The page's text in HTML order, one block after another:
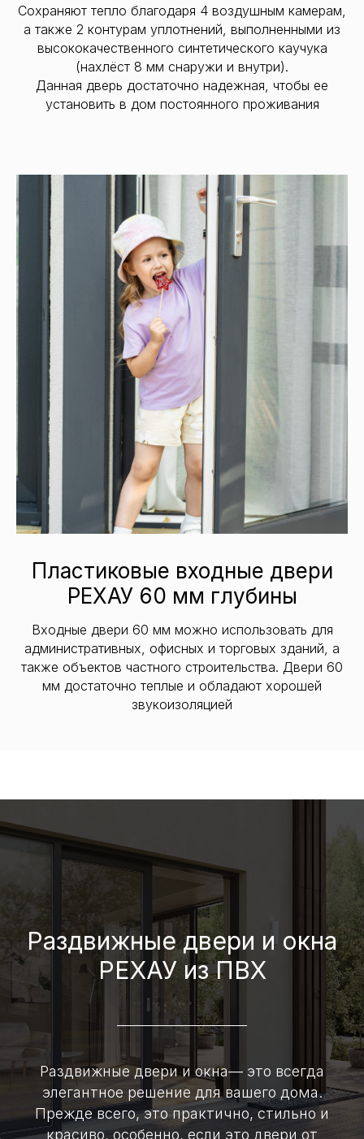
Сохраняют тепло благодаря 4 воздушным камерам,
а также 2 контурам уплотнений, выполненными из
высококачественного синтетического каучука
(нахлёст 8 мм снаружи и внутри).
Данная дверь достаточно надежная, чтобы ее
установить в дом постоянного проживания
Пластиковые входные двери
РЕХАУ 60 мм глубины
Входные двери 60 мм можно использовать для
административных, офисных и торговых зданий, а
также объектов частного строительства. Двери 60
мм достаточно теплые и обладают хорошей
звукоизоляцией
Раздвижные двери и окна
РЕХАУ из ПВХ
Раздвижные двери и окна— это всегда
элегантное решение для вашего дома.
Прежде всего, это практично, стильно и
красиво, особенно, если это двери от